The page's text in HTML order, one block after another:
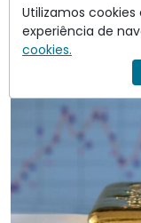
mercado externo.
Utilizamos
experiência de
cookies.